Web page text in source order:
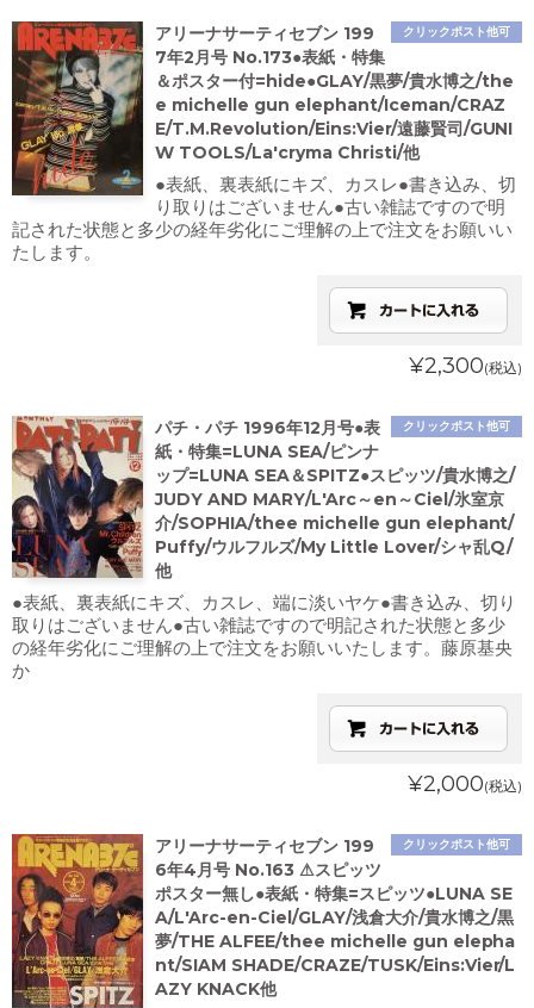
クリックポスト他可
アリーナサーティセブン 199
7年2月号 No.173●表紙・特集
＆ポスター付=hide●GLAY/黒夢/貴水博之/the
e michelle gun elephant/Iceman/CRAZ
E/T.M.Revolution/Eins:Vier/遠藤賢司/GUNI
W TOOLS/La'cryma Christi/他
●表紙、裏表紙にキズ、カスレ●書き込み、切
り取りはございません●古い雑誌ですので明
記された状態と多少の経年劣化にご理解の上で注文をお願いい
たします。
¥2,300(税込)
クリックポスト他可
パチ・パチ 1996年12月号●表
紙・特集=LUNA SEA/ピンナ
ップ=LUNA SEA＆SPITZ●スピッツ/貴水博之/
JUDY AND MARY/L'Arc～en～Ciel/氷室京
介/SOPHIA/thee michelle gun elephant/
Puffy/ウルフルズ/My Little Lover/シャ乱Q/
他
●表紙、裏表紙にキズ、カスレ、端に淡いヤケ●書き込み、切り
取りはございません●古い雑誌ですので明記された状態と多少
の経年劣化にご理解の上で注文をお願いいたします。藤原基央
か
¥2,000(税込)
クリックポスト他可
アリーナサーティセブン 199
6年4月号 No.163 ⚠スピッツ
ポスター無し●表紙・特集=スピッツ●LUNA SE
A/L'Arc-en-Ciel/GLAY/浅倉大介/貴水博之/黒
夢/THE ALFEE/thee michelle gun elepha
nt/SIAM SHADE/CRAZE/TUSK/Eins:Vier/L
AZY KNACK他